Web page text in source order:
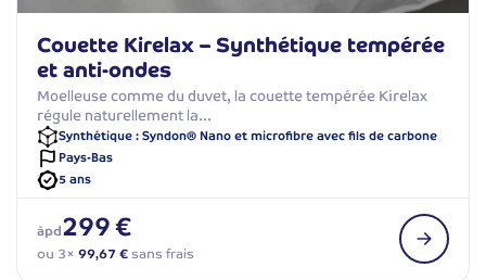
Couette Kirelax – Synthétique tempérée
et anti-ondes
Moelleuse comme du duvet, la couette tempérée Kirelax
régule naturellement la…
Synthétique : Syndon® Nano et microfibre avec fils de carbone
Pays-Bas
5 ans
àpd299 €
ou 3× 99,67 €sans frais